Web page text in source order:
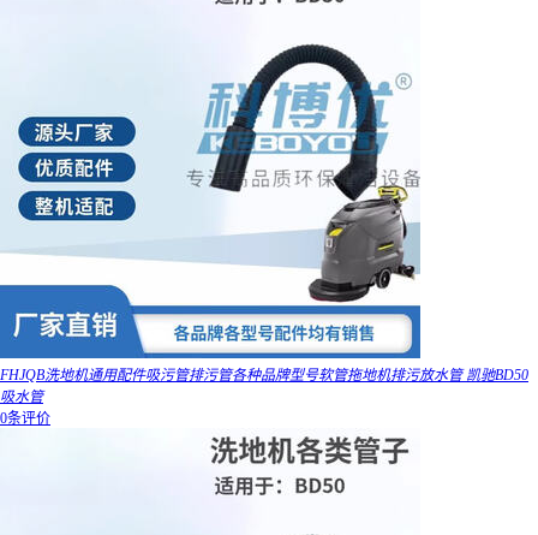
FHJQB洗地机通用配件吸污管排污管各种品牌型号软管拖地机排污放水管 凯驰BD50
吸水管
0条评价